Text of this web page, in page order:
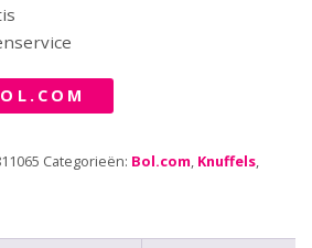
Categorieën: Bol.com, Knuffels,